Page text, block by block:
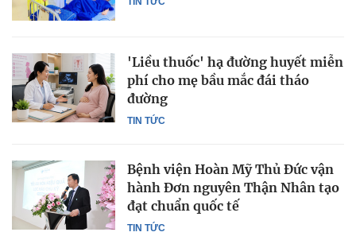
TIN TỨC
'Liều thuốc' hạ đường huyết miễn
phí cho mẹ bầu mắc đái tháo
đường
TIN TỨC
Bệnh viện Hoàn Mỹ Thủ Đức vận
hành Đơn nguyên Thận Nhân tạo
đạt chuẩn quốc tế